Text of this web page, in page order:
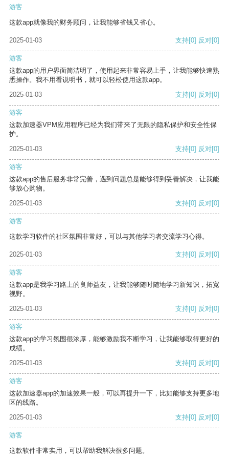
游客
这款app就像我的财务顾问，让我能够省钱又省心。
2025-01-03 支持[0] 反对[0]
游客
这款app的用户界面简洁明了，使用起来非常容易上手，让我能够快速熟
悉操作。我不用看说明书，就可以轻松使用这款app。
2025-01-03
支持[0] 反对[0]
游客
这款加速器VPM应用程序已经为我们带来了无限的隐私保护和安全性保
护。
2025-01-03
支持[0] 反对[0]
游客
这款app的售后服务非常完善，遇到问题总是能够得到妥善解决，让我能
够放心购物。
2025-01-03
支持[0] 反对[0]
游客
这款学习软件的社区氛围非常好，可以与其他学习者交流学习心得。
2025-01-03 支持[0] 反对[0]
游客
这款app是我学习路上的良师益友，让我能够随时随地学习新知识，拓宽
视野。
2025-01-03
支持[0] 反对[0]
游客
这款app的学习氛围很浓厚，能够激励我不断学习，让我能够取得更好的
成绩。
2025-01-03
支持[0] 反对[0]
游客
这款加速器app的加速效果一般，可以再提升一下，比如能够支持更多地
区的线路。
2025-01-03
支持[0] 反对[0]
游客
这款软件非常实用，可以帮助我解决很多问题。